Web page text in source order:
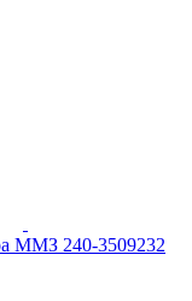
ММЗ 240-3509232